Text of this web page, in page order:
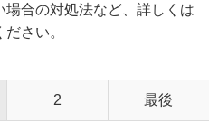
合の対処法など、詳しくは
さい。
2 最後